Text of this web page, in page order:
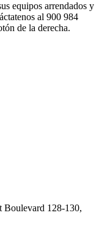
equipos arrendados y
al 900 984
de la derecha.
Boulevard 128-130,